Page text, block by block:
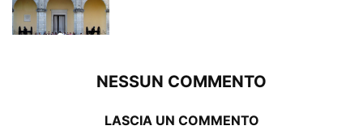
NESSUN COMMENTO
LASCIA UN COMMENTO